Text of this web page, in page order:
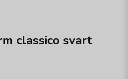
classico svart